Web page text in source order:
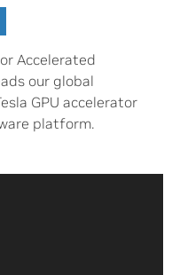
Accelerated
our global
GPU accelerator
platform.